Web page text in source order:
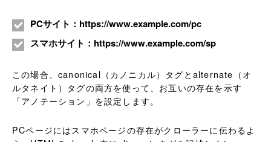
PCサイト：https://www.example.com/pc
スマホサイト：https://www.example.com/sp
この場合、canonical（カノニカル）タグとalternate（オ
ルタネイト）タグの両方を使って、お互いの存在を示す
「アノテーション」を設定します。
PCページにはスマホページの存在がクローラーに伝わるよ